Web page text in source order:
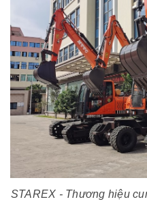
STAREX - Thương hiệu